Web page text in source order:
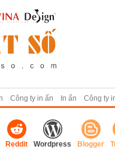
Công ty in ấn In ấn Công ty
Reddit Wordpress Blogger